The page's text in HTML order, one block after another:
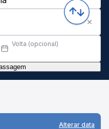
Volta (opcional)
Alterar data